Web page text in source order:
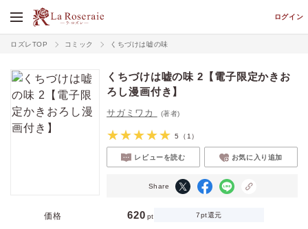
ログイン
ロズレTOP コミック くちづけは嘘の味
くちづけは嘘の味 2【電子限定かきお
ろし漫画付き】
サガミワカ (著者)
5 （1）
レビューを読む お気に入り追加
Share
価格 620 pt 7pt還元